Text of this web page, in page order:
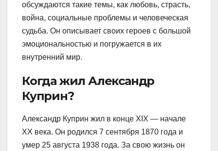
обсуждаются такие темы, как любовь, страсть,
война, социальные проблемы и человеческая
судьба. Он описывает своих героев с большой
эмоциональностью и погружается в их
внутренний мир.
Когда жил Александр
Куприн?
Александр Куприн жил в конце XIX — начале
XX века. Он родился 7 сентября 1870 года и
умер 25 августа 1938 года. За свою жизнь он